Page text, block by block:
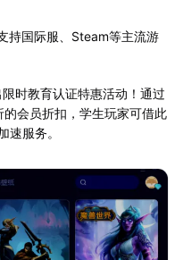
持国际服、Steam等主流游
时教育认证特惠活动！通过
会员折扣，学生玩家可借此
速服务。